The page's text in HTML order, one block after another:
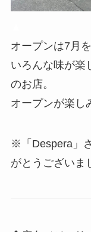
オープンは7月
いろんな味が楽
のお店。
オープンが楽し
※「Despera」
がとうございま